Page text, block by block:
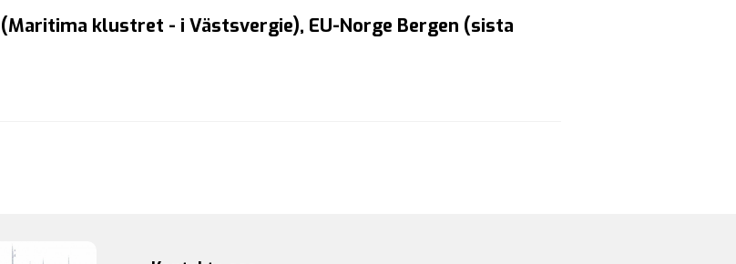
klustret - i Västsvergie), EU-Norge Bergen (sista